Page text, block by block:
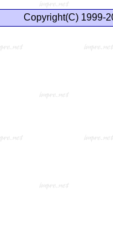
Copyright(C) 1999-